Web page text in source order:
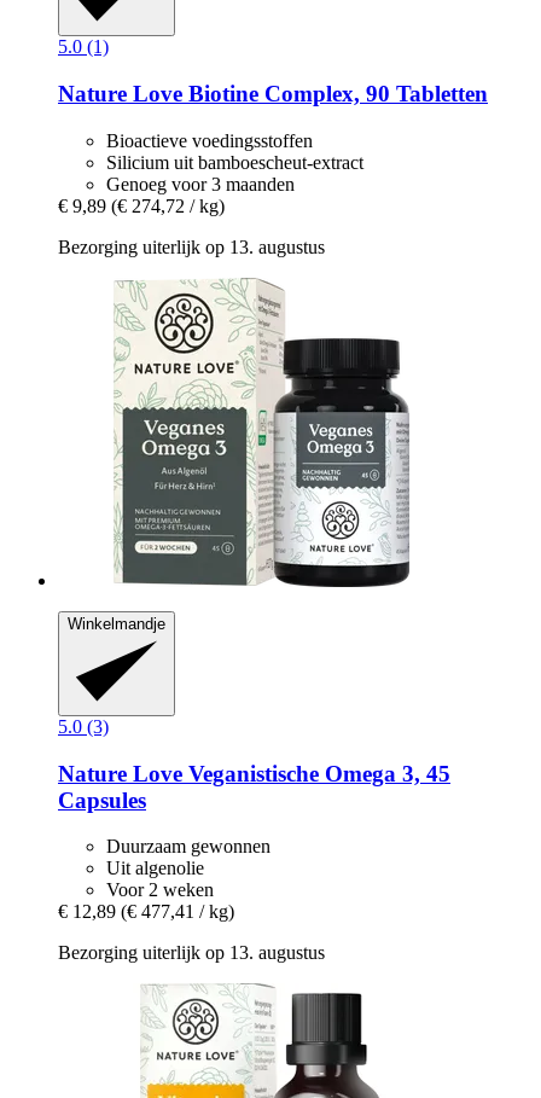
5.0 (1)
Nature Love Biotine Complex, 90 Tabletten
Bioactieve voedingsstoffen
Silicium uit bamboescheut-extract
Genoeg voor 3 maanden
€ 9,89 (€ 274,72 / kg)
Bezorging uiterlijk op 13. augustus
Winkelmandje
5.0 (3)
Nature Love Veganistische Omega 3, 45
Capsules
Duurzaam gewonnen
Uit algenolie
Voor 2 weken
€ 12,89 (€ 477,41 / kg)
Bezorging uiterlijk op 13. augustus